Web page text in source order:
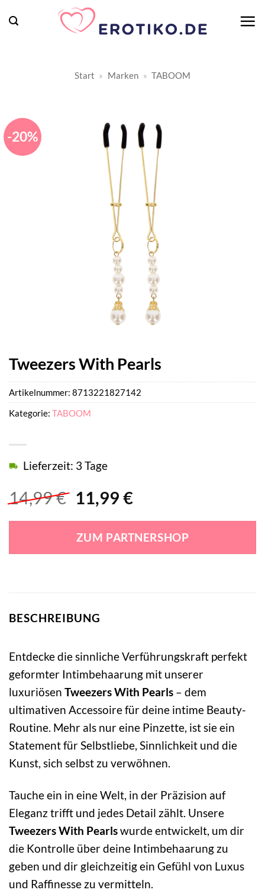
Inhalt
Start » Marken » TABOOM
-20%
Tweezers With Pearls
14,99€ Ursprünglicher
war:
14,99 €
11,99 €Aktueller
ist:
11,99 €.
Lieferzeit: 3 Tage
ZUM PARTNERSHOP
Artikelnummer: 8713221827142
Kategorie: TABOOM
BESCHREIBUNG
Entdecke die sinnliche Verführungskraft perfekt
geformter Intimbehaarung mit unserer
luxuriösen Tweezers With Pearls – dem
ultimativen Accessoire für deine intime Beauty-
Routine. Mehr als nur eine Pinzette, ist sie ein
Statement für Selbstliebe, Sinnlichkeit und die
Kunst, sich selbst zu verwöhnen.
Tauche ein in eine Welt, in der Präzision auf
Eleganz trifft und jedes Detail zählt. Unsere
Tweezers With Pearlswurde entwickelt, um dir
die Kontrolle über deine Intimbehaarung zu
geben und dir gleichzeitig ein Gefühl von Luxus
und Raffinesse zu vermitteln.